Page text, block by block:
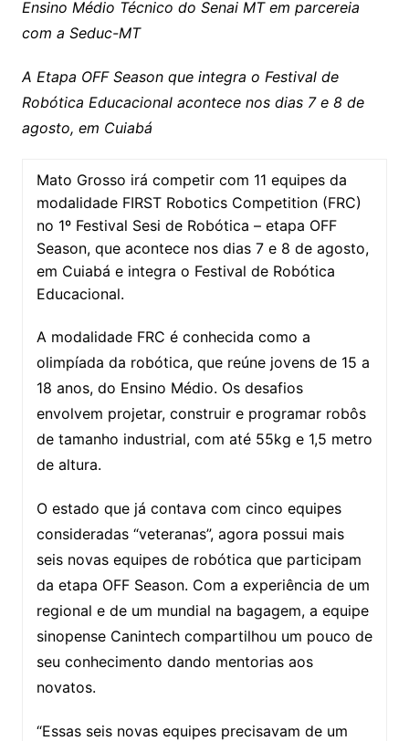
n
k
p
p
m
n
Cl
sr
m
a
g
e
k.
o
m
e o
ai
l
d
Ensino Médio Técnico do Senai MT em parcereia
com a Seduc-MT
A Etapa OFF Season que integra o Festival de
Robótica Educacional acontece nos dias 7 e 8 de
agosto, em Cuiabá
Mato Grosso irá competir com 11 equipes da
modalidade FIRST Robotics Competition (FRC)
no 1º Festival Sesi de Robótica – etapa OFF
Season, que acontece nos dias 7 e 8 de agosto,
em Cuiabá e integra o Festival de Robótica
Educacional.
A modalidade FRC é conhecida como a
olimpíada da robótica, que reúne jovens de 15 a
18 anos, do Ensino Médio. Os desafios
envolvem projetar, construir e programar robôs
de tamanho industrial, com até 55kg e 1,5 metro
de altura.
O estado que já contava com cinco equipes
consideradas “veteranas”, agora possui mais
seis novas equipes de robótica que participam
da etapa OFF Season. Com a experiência de um
regional e de um mundial na bagagem, a equipe
sinopense Canintech compartilhou um pouco de
seu conhecimento dando mentorias aos
novatos.
“Essas seis novas equipes precisavam de um